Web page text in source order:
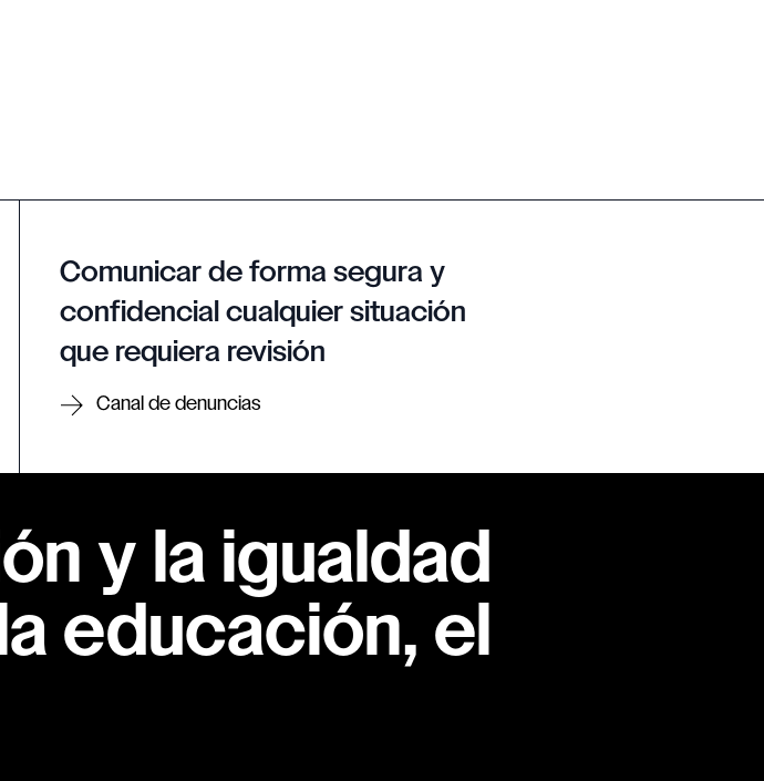
Comunicar de forma segura y
confidencial cualquier situación
que requiera revisión
Canal de denuncias
y la igualdad
educación, el